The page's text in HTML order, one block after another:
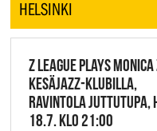
HELSINKI
Z LEAGUE PLAYS
KESÄJAZZ-KLUBILLA,
RAVINTOLA JUTTUTUPA,
18.7. KLO 21:00